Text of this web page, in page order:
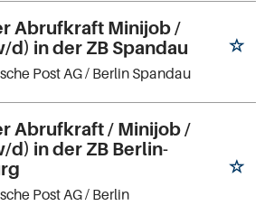
Abrufkraft Minijob /
in der ZB Spandau
Post AG/ Berlin Spandau
Abrufkraft / Minijob /
d) in der ZB Berlin-
Post AG/ Berlin